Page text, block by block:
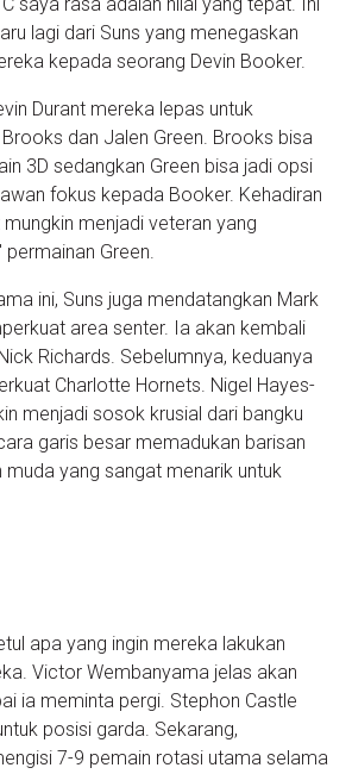
saya rasa adalah nilai yang tepat. Ini
lagi dari Suns yang menegaskan
kepada seorang Devin Booker.
Durant mereka lepas untuk
dan Jalen Green. Brooks bisa
3D sedangkan Green bisa jadi opsi
fokus kepada Booker. Kehadiran
menjadi veteran yang
Green.
ini, Suns juga mendatangkan Mark
area senter. Ia akan kembali
Richards. Sebelumnya, keduanya
Charlotte Hornets. Nigel Hayes-
menjadi sosok krusial dari bangku
garis besar memadukan barisan
yang sangat menarik untuk
apa yang ingin mereka lakukan
Victor Wembanyama jelas akan
ia meminta pergi. Stephon Castle
posisi garda. Sekarang,
7-9 pemain rotasi utama selama